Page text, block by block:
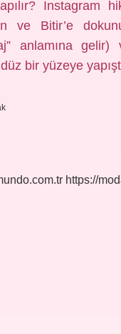
Instagram
ve Bitir’e
anlamına
bir yüzeye
https://